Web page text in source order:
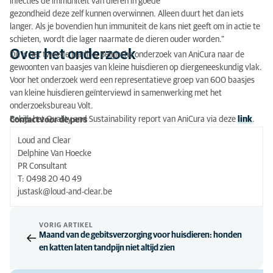
gezondheid deze zelf kunnen overwinnen. Alleen duurt het dan iets
langer. Als je bovendien hun immuniteit de kans niet geeft om in actie te
schieten, wordt die lager naarmate de dieren ouder worden.”
Over het onderzoek
Dit is het tweede jaarlijks Belgische onderzoek van AniCura naar de
gewoonten van baasjes van kleine huisdieren op diergeneeskundig vlak.
Voor het onderzoek werd een representatieve groep van 600 baasjes
van kleine huisdieren geïnterviewd in samenwerking met het
onderzoeksbureau Volt.
Bekijk het Quality and Sustainability report van AniCura via deze link.
Contact voor de pers
Loud and Clear
Delphine Van Hoecke
PR Consultant
T: 0498 20 40 49
justask@loud-and-clear.be
VORIG ARTIKEL
Maand van de gebitsverzorging voor huisdieren: honden
en katten laten tandpijn niet altijd zien